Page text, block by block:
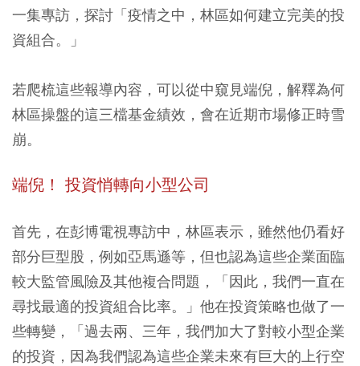
一集專訪，探討「疫情之中，林區如何建立完美的投
資組合。」
若爬梳這些報導內容，可以從中窺見端倪，解釋為何
林區操盤的這三檔基金績效，會在近期市場修正時雪
崩。
端倪！ 投資悄轉向小型公司
首先，在彭博電視專訪中，林區表示，雖然他仍看好
部分巨型股，例如亞馬遜等，但也認為這些企業面臨
較大監管風險及其他複合問題，「因此，我們一直在
尋找最適的投資組合比率。」他在投資策略也做了一
些轉變，「過去兩、三年，我們加大了對較小型企業
的投資，因為我們認為這些企業未來有巨大的上行空